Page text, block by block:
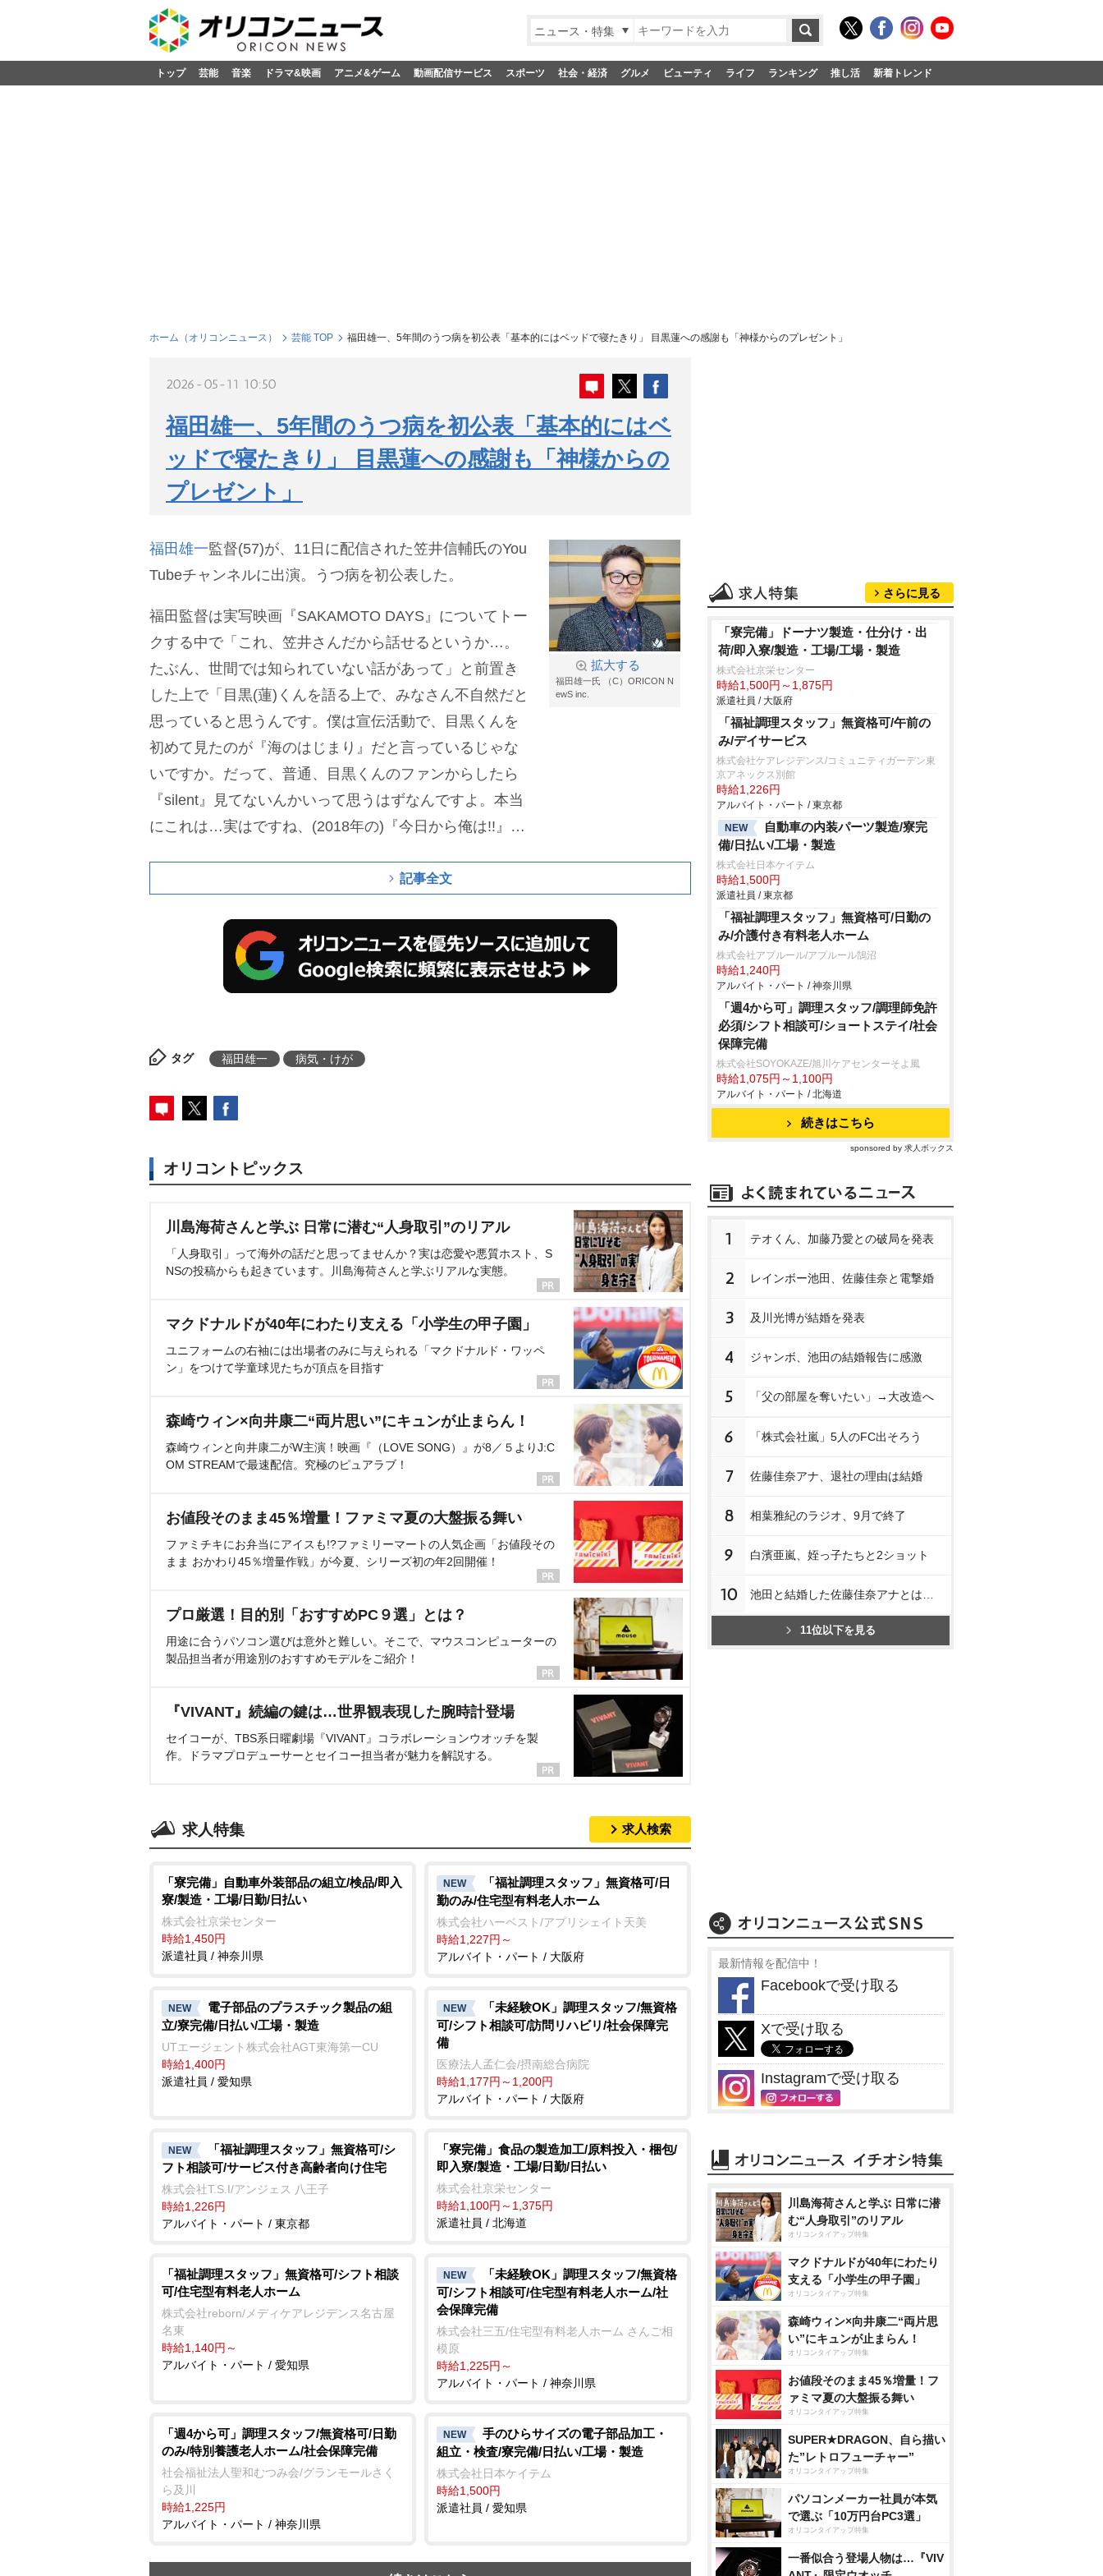
ニュース・特集
トップ 芸能 音楽 ドラマ&映画 アニメ&ゲーム 動画配信サービス スポーツ 社会・経済 グルメ ビューティ ライフ ランキング 推し活 新着トレンド
ホーム（オリコンニュース） 芸能 TOP 福田雄一、5年間のうつ病を初公表「基本的にはベッドで寝たきり」 目黒蓮への感謝も「神様からのプレゼント」
2026-05-11 10:50
福田雄一、5年間のうつ病を初公表「基本的にはベ
ッドで寝たきり」 目黒蓮への感謝も「神様からの
プレゼント」
拡大する
福田雄一氏 （C）ORICON N
ewS inc.
福田雄一監督(57)が、11日に配信された笠井信輔氏のYou
Tubeチャンネルに出演。うつ病を初公表した。
福田監督は実写映画『SAKAMOTO DAYS』についてトー
クする中で「これ、笠井さんだから話せるというか…。
たぶん、世間では知られていない話があって」と前置き
した上で「目黒(蓮)くんを語る上で、みなさん不自然だと
思っていると思うんです。僕は宣伝活動で、目黒くんを
初めて見たのが『海のはじまり』だと言っているじゃな
いですか。だって、普通、目黒くんのファンからしたら
『silent』見てないんかいって思うはずなんですよ。本当
にこれは…実はですね、(2018年の)『今日から俺は!!』と
記事全文
タグ 福田雄一 病気・けが
オリコントピックス
川島海荷さんと学ぶ 日常に潜む“人身取引”のリアル
「人身取引」って海外の話だと思ってませんか？実は恋愛や悪質ホスト、S
NSの投稿からも起きています。川島海荷さんと学ぶリアルな実態。
マクドナルドが40年にわたり支える「小学生の甲子園」
ユニフォームの右袖には出場者のみに与えられる「マクドナルド・ワッペ
ン」をつけて学童球児たちが頂点を目指す
森崎ウィン×向井康二“両片思い”にキュンが止まらん！
森崎ウィンと向井康二がW主演！映画『（LOVE SONG）』が8／５よりJ:C
OM STREAMで最速配信。究極のピュアラブ！
お値段そのまま45％増量！ファミマ夏の大盤振る舞い
ファミチキにお弁当にアイスも!?ファミリーマートの人気企画「お値段その
まま おかわり45％増量作戦」が今夏、シリーズ初の年2回開催！
プロ厳選！目的別「おすすめPC９選」とは？
用途に合うパソコン選びは意外と難しい。そこで、マウスコンピューターの
製品担当者が用途別のおすすめモデルをご紹介！
『VIVANT』続編の鍵は…世界観表現した腕時計登場
セイコーが、TBS系日曜劇場『VIVANT』コラボレーションウオッチを製
作。ドラマプロデューサーとセイコー担当者が魅力を解説する。
求人特集 求人検索
「寮完備」自動車外装部品の組立/検品/即入
寮/製造・工場/日勤/日払い
株式会社京栄センター
時給1,450円
派遣社員 / 神奈川県
NEW
「福祉調理スタッフ」無資格可/日
勤のみ/住宅型有料老人ホーム
株式会社ハーベスト/アプリシェイト天美
時給1,227円～
アルバイト・パート / 大阪府
NEW
電子部品のプラスチック製品の組
立/寮完備/日払い/工場・製造
UTエージェント株式会社AGT東海第一CU
時給1,400円
派遣社員 / 愛知県
NEW
「未経験OK」調理スタッフ/無資格
可/シフト相談可/訪問リハビリ/社会保障完
備
医療法人孟仁会/摂南総合病院
時給1,177円～1,200円
アルバイト・パート / 大阪府
NEW
「福祉調理スタッフ」無資格可/シ
フト相談可/サービス付き高齢者向け住宅
株式会社T.S.I/アンジェス 八王子
時給1,226円
アルバイト・パート / 東京都
「寮完備」食品の製造加工/原料投入・梱包/
即入寮/製造・工場/日勤/日払い
株式会社京栄センター
時給1,100円～1,375円
派遣社員 / 北海道
「福祉調理スタッフ」無資格可/シフト相談
可/住宅型有料老人ホーム
株式会社reborn/メディケアレジデンス名古屋
名東
時給1,140円～
アルバイト・パート / 愛知県
NEW
「未経験OK」調理スタッフ/無資格
可/シフト相談可/住宅型有料老人ホーム/社
会保障完備
株式会社三五/住宅型有料老人ホーム さんご相
模原
時給1,225円～
アルバイト・パート / 神奈川県
「週4から可」調理スタッフ/無資格可/日勤
のみ/特別養護老人ホーム/社会保障完備
社会福祉法人聖和むつみ会/グランモールさく
ら及川
時給1,225円
アルバイト・パート / 神奈川県
NEW
手のひらサイズの電子部品加工・
組立・検査/寮完備/日払い/工場・製造
株式会社日本ケイテム
時給1,500円
派遣社員 / 愛知県
さらに見る
「寮完備」ドーナツ製造・仕分け・出
荷/即入寮/製造・工場/工場・製造
株式会社京栄センター
時給1,500円～1,875円
派遣社員 / 大阪府
「福祉調理スタッフ」無資格可/午前の
み/デイサービス
株式会社ケアレジデンス/コミュニティガーデン東
京アネックス別館
時給1,226円
アルバイト・パート / 東京都
NEW
自動車の内装パーツ製造/寮完
備/日払い/工場・製造
株式会社日本ケイテム
時給1,500円
派遣社員 / 東京都
「福祉調理スタッフ」無資格可/日勤の
み/介護付き有料老人ホーム
株式会社アプルール/アプルール鵠沼
時給1,240円
アルバイト・パート / 神奈川県
「週4から可」調理スタッフ/調理師免許
必須/シフト相談可/ショートステイ/社会
保障完備
株式会社SOYOKAZE/旭川ケアセンターそよ風
時給1,075円～1,100円
アルバイト・パート / 北海道
続きはこちら
sponsored by 求人ボックス
1 テオくん、加藤乃愛との破局を発表
2 レインボー池田、佐藤佳奈と電撃婚
3 及川光博が結婚を発表
4 ジャンボ、池田の結婚報告に感激
5 「父の部屋を奪いたい」→大改造へ
6 「株式会社嵐」5人のFC出そろう
7 佐藤佳奈アナ、退社の理由は結婚
8 相葉雅紀のラジオ、9月で終了
9 白濱亜嵐、姪っ子たちと2ショット
10 池田と結婚した佐藤佳奈アナとは…
11位以下を見る
最新情報を配信中！
Facebookで受け取る
Xで受け取る
Instagramで受け取る
川島海荷さんと学ぶ 日常に潜
む“人身取引”のリアル
オリコンタイアップ特集
マクドナルドが40年にわたり
支える「小学生の甲子園」
オリコンタイアップ特集
森崎ウィン×向井康二“両片思
い”にキュンが止まらん！
オリコンタイアップ特集
お値段そのまま45％増量！フ
ァミマ夏の大盤振る舞い
オリコンタイアップ特集
SUPER★DRAGON、自ら描い
た”レトロフューチャー”
オリコンタイアップ特集
パソコンメーカー社員が本気
で選ぶ「10万円台PC3選」
オリコンタイアップ特集
一番似合う登場人物は…『VIV